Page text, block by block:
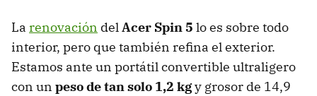
La renovación delAcer Spin 5 lo es sobre todo
interior, pero que también refina el exterior.
Estamos ante un portátil convertible ultraligero
con un peso de tan solo 1,2 kgy grosor de 14,9